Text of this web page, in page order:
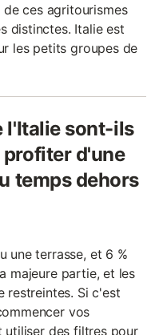
de ces agritourismes
distinctes. Italie est
les petits groupes de
l'Italie sont-ils
profiter d'une
temps dehors
une terrasse, et 6 %
majeure partie, et les
restreintes. Si c'est
vos
utiliser des filtres pour